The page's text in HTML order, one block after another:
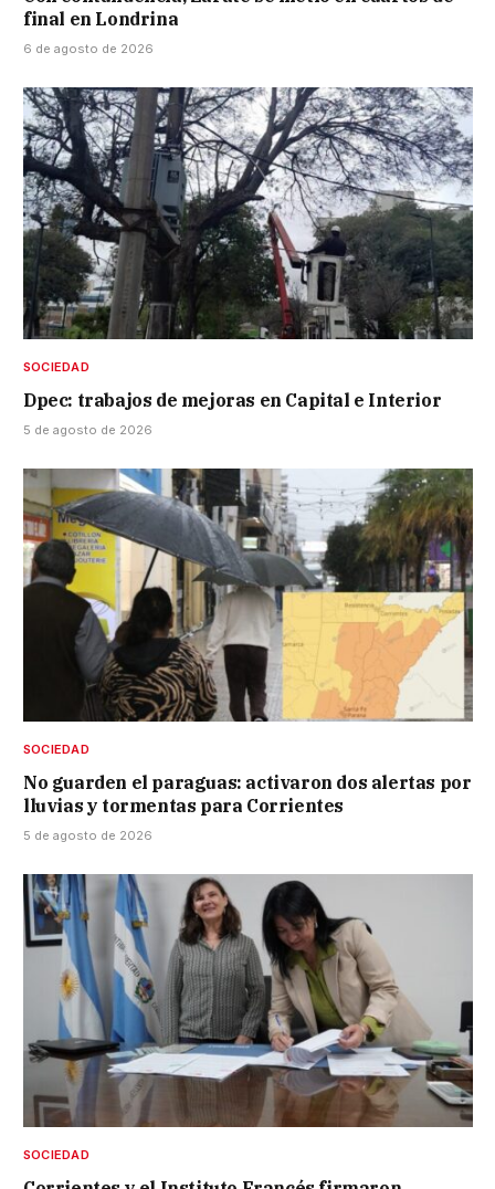
final en Londrina
6 de agosto de 2026
SOCIEDAD
Dpec: trabajos de mejoras en Capital e Interior
5 de agosto de 2026
SOCIEDAD
No guarden el paraguas: activaron dos alertas por
lluvias y tormentas para Corrientes
5 de agosto de 2026
SOCIEDAD